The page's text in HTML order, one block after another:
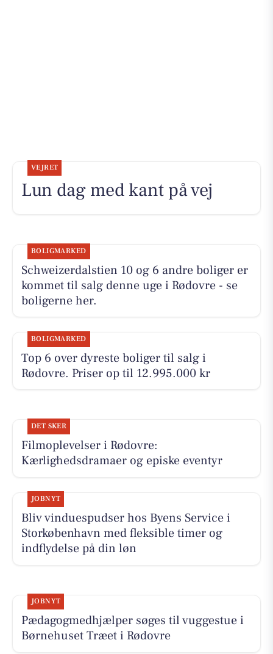
VEJRET
Lun dag med kant på vej
BOLIGMARKED
Schweizerdalstien 10 og 6 andre boliger er
kommet til salg denne uge i Rødovre - se
boligerne her.
BOLIGMARKED
Top 6 over dyreste boliger til salg i
Rødovre. Priser op til 12.995.000 kr
DET SKER
Filmoplevelser i Rødovre:
Kærlighedsdramaer og episke eventyr
JOBNYT
Bliv vinduespudser hos Byens Service i
Storkøbenhavn med fleksible timer og
indflydelse på din løn
JOBNYT
Pædagogmedhjælper søges til vuggestue i
Børnehuset Træet i Rødovre